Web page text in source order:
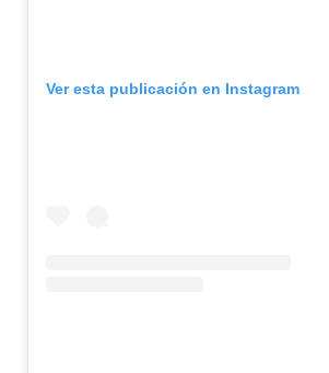
Ver esta publicación en Instagram